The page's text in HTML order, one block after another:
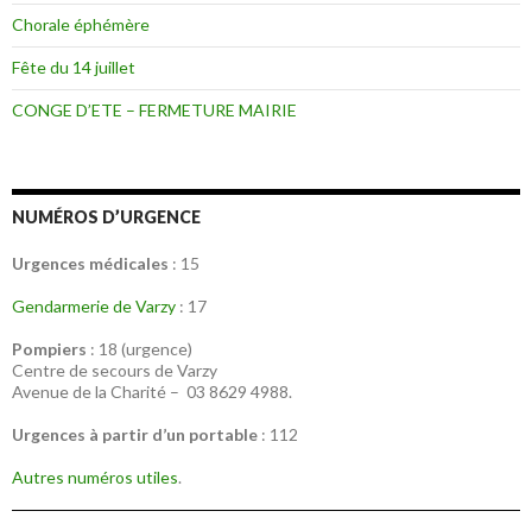
Chorale éphémère
Fête du 14 juillet
CONGE D’ETE – FERMETURE MAIRIE
NUMÉROS D’URGENCE
Urgences médicales : 15
Gendarmerie de Varzy : 17
Pompiers : 18 (urgence)
Centre de secours de Varzy
Avenue de la Charité – 03 8629 4988.
Urgences à partir d’un portable : 112
Autres numéros utiles.